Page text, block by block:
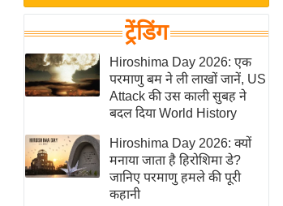
यंग इंडिया
साहित्य जगत
ऑटो वर्ल्ड
न्यूज ब्रीफ
मनोरंजन जगत
बॉलीवुड
हॉलीवुड
फिल्म समीक्षा
ट्रेंडिंग
Hiroshima Day 2026: एक
परमाणु बम ने ली लाखों जानें, US
Attack की उस काली सुबह ने
बदल दिया World History
Hiroshima Day 2026: क्यों
मनाया जाता है हिरोशिमा डे?
जानिए परमाणु हमले की पूरी
कहानी